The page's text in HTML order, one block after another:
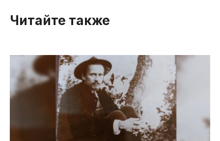
Читайте также